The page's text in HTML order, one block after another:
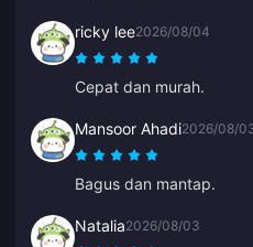
ricky lee2026/08/04
Cepat dan murah.
Mansoor Ahadi2026/08/
Bagus dan mantap.
Natalia2026/08/03